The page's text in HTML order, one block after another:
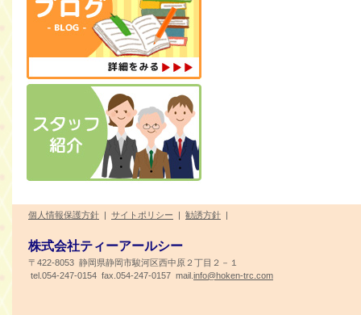
個人情報保護方針 | サイトポリシー | 勧誘方針 |
株式会社ティーアールシー
〒422-8053 静岡県静岡市駿河区西中原２丁目２－１
tel.054-247-0154 fax.054-247-0157 mail. info@hoken-trc.com